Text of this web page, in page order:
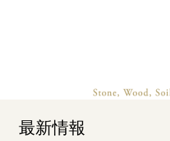
最新情報